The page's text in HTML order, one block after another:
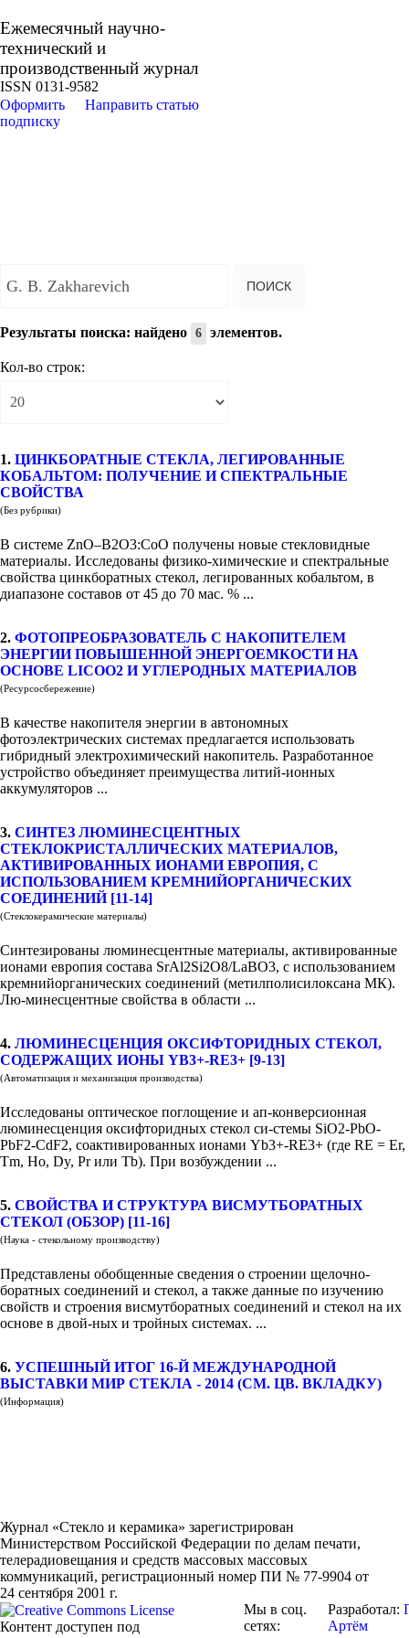
Ежемесячный научно-
технический и
производственный журнал
ISSN 0131-9582
Оформить
подписку
Направить статью
ПОИСК
Результаты поиска: найдено 6 элементов.
Кол-во строк:
1. ЦИНКБОРАТНЫЕ СТЕКЛА, ЛЕГИРОВАННЫЕ
КОБАЛЬТОМ: ПОЛУЧЕНИЕ И СПЕКТРАЛЬНЫЕ
СВОЙСТВА
(Без рубрики)
В системе ZnO–B2O3:CоO получены новые стекловидные
материалы. Исследованы физико-химические и спектральные
свойства цинкборатных стекол, легированных кобальтом, в
диапазоне составов от 45 до 70 мас. % ...
2. ФОТОПРЕОБРАЗОВАТЕЛЬ С НАКОПИТЕЛЕМ
ЭНЕРГИИ ПОВЫШЕННОЙ ЭНЕРГОЕМКОСТИ НА
ОСНОВЕ LICOO2 И УГЛЕРОДНЫХ МАТЕРИАЛОВ
(Ресурсосбережение)
В качестве накопителя энергии в автономных
фотоэлектрических системах предлагается использовать
гибридный электрохимический накопитель. Разработанное
устройство объединяет преимущества литий-ионных
аккумуляторов ...
3. СИНТЕЗ ЛЮМИНЕСЦЕНТНЫХ
СТЕКЛОКРИСТАЛЛИЧЕСКИХ МАТЕРИАЛОВ,
АКТИВИРОВАННЫХ ИОНАМИ ЕВРОПИЯ, С
ИСПОЛЬЗОВАНИЕМ КРЕМНИЙОРГАНИЧЕСКИХ
СОЕДИНЕНИЙ [11-14]
(Стеклокерамические материалы)
Синтезированы люминесцентные материалы, активированные
ионами европия состава SrAl2Si2O8/LaBO3, с использованием
кремнийорганических соединений (метилполисилоксана МК).
Лю-минесцентные свойства в области ...
4. ЛЮМИНЕСЦЕНЦИЯ ОКСИФТОРИДНЫХ СТЕКОЛ,
СОДЕРЖАЩИХ ИОНЫ YB3+-RE3+ [9-13]
(Автоматизация и механизация производства)
Исследованы оптическое поглощение и ап-конверсионная
люминесценция оксифторидных стекол си-стемы SiO2-PbO-
PbF2-CdF2, соактивированных ионами Yb3+-RE3+ (где RE = Er,
Tm, Ho, Dy, Pr или Tb). При возбуждении ...
5. СВОЙСТВА И СТРУКТУРА ВИСМУТБОРАТНЫХ
СТЕКОЛ (ОБЗОР) [11-16]
(Наука - стекольному производству)
Представлены обобщенные сведения о строении щелочно-
боратных соединений и стекол, а также данные по изучению
свойств и строения висмутборатных соединений и стекол на их
основе в двой-ных и тройных системах. ...
6. УСПЕШНЫЙ ИТОГ 16-Й МЕЖДУНАРОДНОЙ
ВЫСТАВКИ МИР СТЕКЛА - 2014 (СМ. ЦВ. ВКЛАДКУ)
(Информация)
Журнал «Стекло и керамика» зарегистрирован
Министерством Российской Федерации по делам печати,
телерадиовещания и средств массовых массовых
коммуникаций, регистрационный номер ПИ № 77-9904 от
24 сентября 2001 г.
Контент доступен под
Мы в соц.
сетях:
Разработал:
Артём